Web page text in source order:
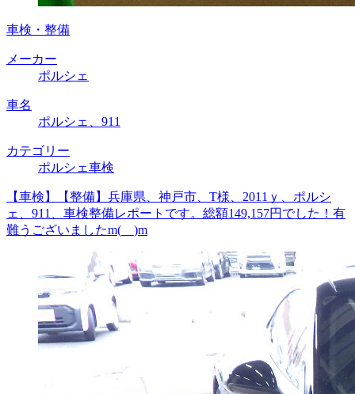
車検・整備
メーカー
ポルシェ
車名
ポルシェ、911
カテゴリー
ポルシェ車検
【車検】【整備】兵庫県、神戸市、T様、2011ｙ、ポルシ
ェ、911、車検整備レポートです。総額149,157円でした！有
難うございましたm(__)m